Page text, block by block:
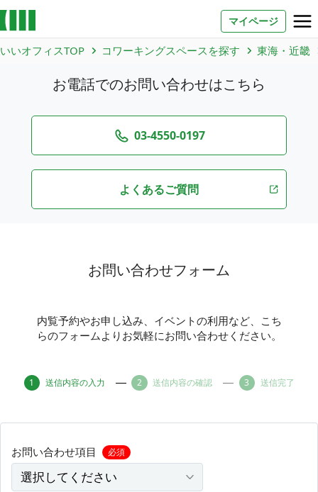
マイページ
いいオフィス（コワーキングスペース）
FCオーナー募集
E Solution
その他
いいオフィスTOP コワーキングスペースを探す 東海・近畿
お電話でのお問い合わせはこちら
03-4550-0197
よくあるご質問
お問い合わせフォーム
内覧予約やお申し込み、イベントの利用など、こち
らのフォームよりお気軽にお問い合わせください。
送信内容の入力 送信内容の確認 送信完了
お問い合わせ項目 必須